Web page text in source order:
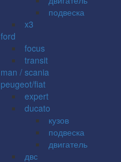
подвеска
x3
ford
focus
transit
man / scania
peugeot/fiat
expert
ducato
кузов
подвеска
двигатель
двс